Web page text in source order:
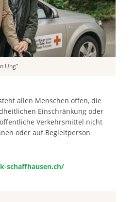
Ung"
allen Menschen offen, die
Einschränkung oder
Verkehrsmittel nicht
oder auf Begleitperson
schaffhausen.ch/